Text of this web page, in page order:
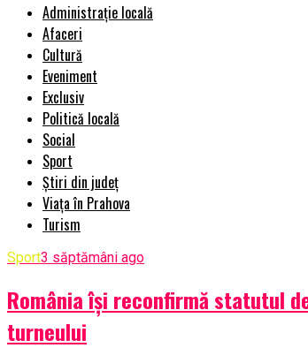
Administrație locală
Afaceri
Cultură
Eveniment
Exclusiv
Politică locală
Social
Sport
Știri din județ
Viața în Prahova
Turism
Sport3 săptămâni ago
România își reconfirmă statutul
turneului